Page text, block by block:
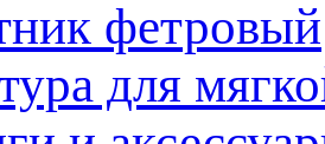
фетровый
для